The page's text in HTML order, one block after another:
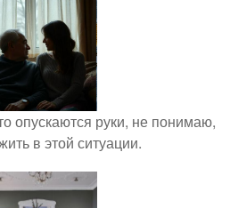
опускаются руки, не понимаю,
в этой ситуации.